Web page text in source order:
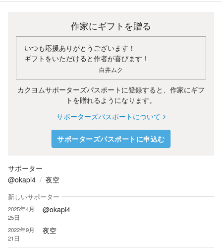
作家にギフトを贈る
いつも応援ありがとうございます！
ギフトをいただけると作者が喜びます！
白井ムク
カクヨムサポーターズパスポートに登録すると、作家にギフ
トを贈れるようになります。
サポーターズパスポートについて
サポーターズパスポートに申込む
サポーター
@okapi4
夜空
新しいサポーター
2025年4月
25日
@okapi4
2022年9月
21日
夜空